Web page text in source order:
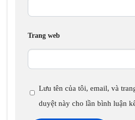
Trang web
Lưu tên của tôi, email, và
duyệt này cho lần bình luận